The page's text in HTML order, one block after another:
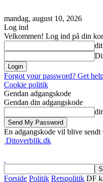
mandag, august 10, 2026
Log ind
Velkommen! Log ind på din
Forgot your password? Get
Cookie politik
Gendan adgangskode
Gendan din adgangskode
En adgangskode vil blive
Ditoverblik.dk
Forside Politik Retspolitik DF